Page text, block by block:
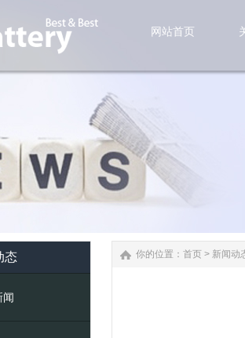
网站首页
态
闻
你的位置： 首页 > 新闻动